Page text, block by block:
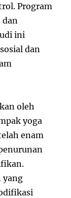
Program
ini
dan
oleh
yoga
enam
yang